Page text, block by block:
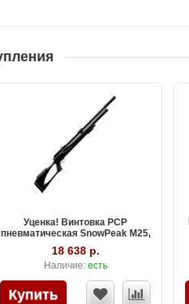
Уценка! Винтовка PCP
пневматическая SnowPeak M25,
калибр 6.35 мм
18 638 р.
Наличие: есть